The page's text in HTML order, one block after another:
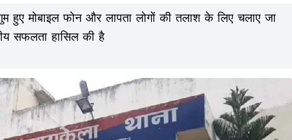
हुए मोबाइल फोन और लापता लोगों की तलाश के लिए चलाए जा
सफलता हासिल की है